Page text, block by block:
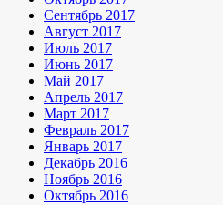
Сентябрь 2017
Август 2017
Июль 2017
Июнь 2017
Май 2017
Апрель 2017
Март 2017
Февраль 2017
Январь 2017
Декабрь 2016
Ноябрь 2016
Октябрь 2016